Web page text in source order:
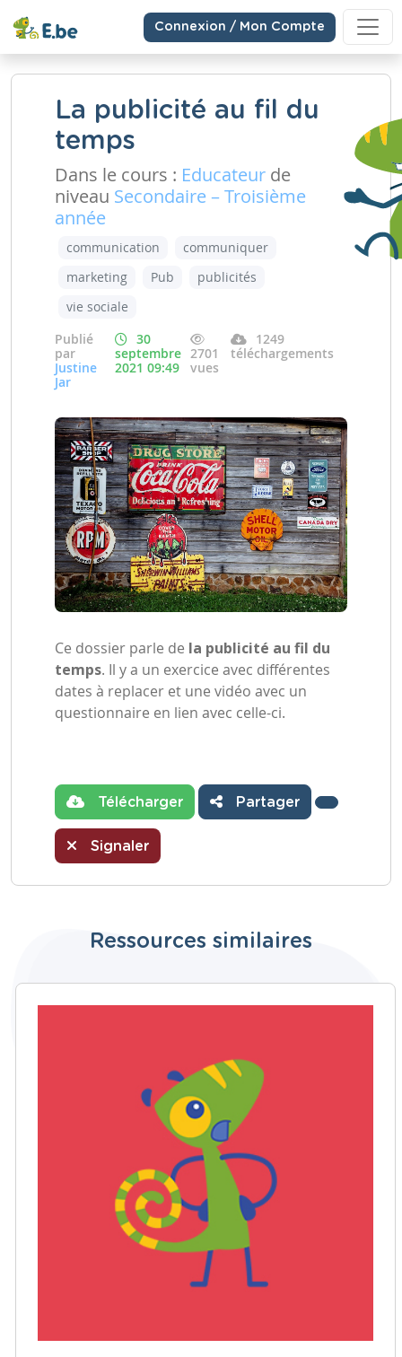
Connexion / Mon Compte
La publicité au fil du
temps
Dans le cours : Educateur de
niveau Secondaire – Troisième
année
communication
communiquer
marketing
Pub
publicités
vie sociale
Publié
par
Justine
Jar
30
septembre
2021 09:49
2701
vues
1249
téléchargements
Ce dossier parle de la publicité au fil du
temps. Il y a un exercice avec différentes
dates à replacer et une vidéo avec un
questionnaire en lien avec celle-ci.
Télécharger Partager
Signaler
Ressources similaires